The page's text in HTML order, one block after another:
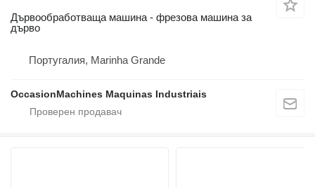
Дървообработваща машина - фрезова машина за
дърво
Португалия, Marinha Grande
OccasionMachines Maquinas Industriais